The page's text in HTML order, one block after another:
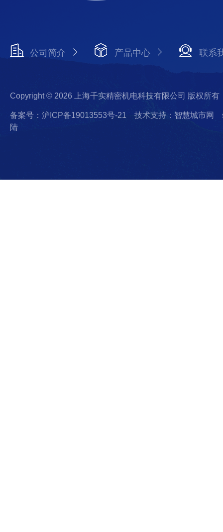
公司简介 产品中心 联系
Copyright © 2026 上海千实精密机电科技有限公司 版权所有
备案号：沪ICP备19013553号-21 技术支持：智慧城市网
陆